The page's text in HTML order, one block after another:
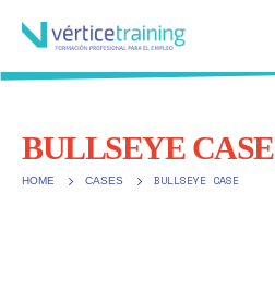
BULLSEYE CASE
HOME CASES BULLSEYE CASE